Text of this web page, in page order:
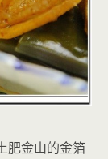
肥金山的金箔